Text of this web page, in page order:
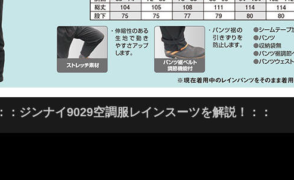
：：ジンナイ9029空調服レインスーツを解説！：：